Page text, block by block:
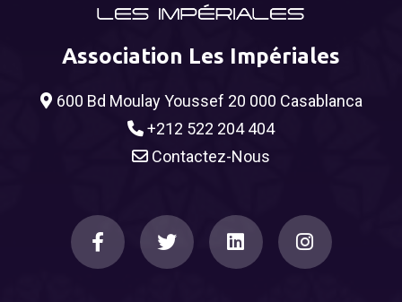
Association Les Impériales
600 Bd Moulay Youssef 20 000 Casablanca
+212 522 204 404
Contactez-Nous